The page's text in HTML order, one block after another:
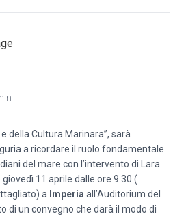
della Cultura Marinara”, sarà
a ricordare il ruolo fondamentale
del mare con l’intervento di Lara
11 aprile dalle ore 9.30 (
a Imperia all’Auditorium del
di un convegno che darà il modo di